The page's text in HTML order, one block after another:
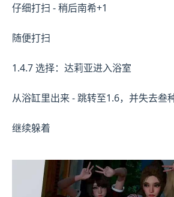
仔细打扫 - 稍后南希+1
随便打扫
1.4.7 选择：达莉亚进入浴室
从浴缸里出来 - 跳转至1.6，并失去叁
继续躲着